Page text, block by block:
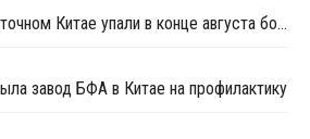
Запасы ацетона в Восточном Китае упали в конце августа более чем на четверть
завод БФА в Китае на профилактику